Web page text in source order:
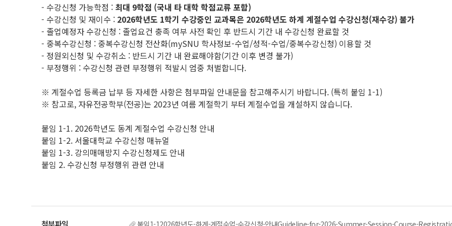
- 수강신청 가능학점 : 최대 9학점 (국내 타 대학 학점교류 포함)
- 수강신청 및 재이수 : 2026학년도 1학기 수강중인 교과목은 2026학년도 하계 계절수업 수강신청(재수강) 불가
- 졸업예정자 수강신청 : 졸업요건 충족 여부 사전 확인 후 반드시 기간 내 수강신청 완료할 것
- 중복수강신청 : 중복수강신청 전산화(mySNU 학사정보-수업/성적-수업/중복수강신청) 이용할 것
- 정원외신청 및 수강취소 : 반드시 기간 내 완료해야함(기간 이후 변경 불가)
- 부정행위 : 수강신청 관련 부정행위 적발시 엄중 처벌합니다.
※ 계절수업 등록금 납부 등 자세한 사항은 첨부파일 안내문을 참고해주시기 바랍니다. (특히 붙임 1-1)
※ 참고로, 자유전공학부(전공)는 2023년 여름 계절학기 부터 계절수업을 개설하지 않습니다.
붙임 1-1. 2026학년도 동계 계절수업 수강신청 안내
붙임 1-2. 서울대학교 수강신청 매뉴얼
붙임 1-3. 강의매매방지 수강신청제도 안내
붙임 2. 수강신청 부정행위 관련 안내